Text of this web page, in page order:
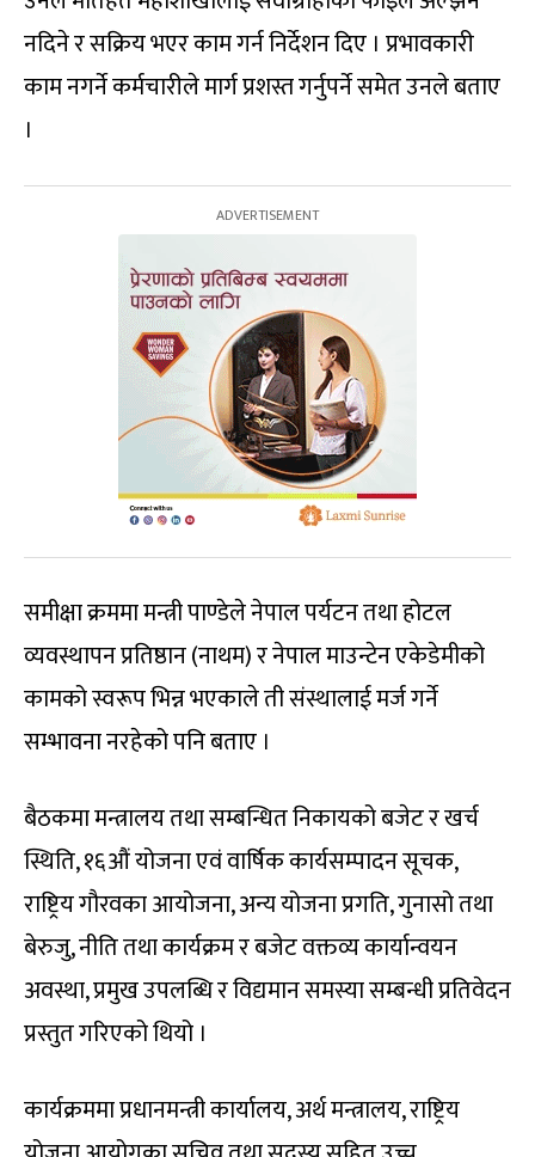
नदिने र सक्रिय भएर काम गर्न निर्देशन दिए । प्रभावकारी
काम नगर्ने कर्मचारीले मार्ग प्रशस्त गर्नुपर्ने समेत उनले बताए
।
समीक्षा क्रममा मन्त्री पाण्डेले नेपाल पर्यटन तथा होटल
व्यवस्थापन प्रतिष्ठान (नाथम) र नेपाल माउन्टेन एकेडेमीको
कामको स्वरूप भिन्न भएकाले ती संस्थालाई मर्ज गर्ने
सम्भावना नरहेको पनि बताए ।
बैठकमा मन्त्रालय तथा सम्बन्धित निकायको बजेट र खर्च
स्थिति, १६औं योजना एवं वार्षिक कार्यसम्पादन सूचक,
राष्ट्रिय गौरवका आयोजना, अन्य योजना प्रगति, गुनासो तथा
बेरुजु, नीति तथा कार्यक्रम र बजेट वक्तव्य कार्यान्वयन
अवस्था, प्रमुख उपलब्धि र विद्यमान समस्या सम्बन्धी प्रतिवेदन
प्रस्तुत गरिएको थियो ।
कार्यक्रममा प्रधानमन्त्री कार्यालय, अर्थ मन्त्रालय, राष्ट्रिय